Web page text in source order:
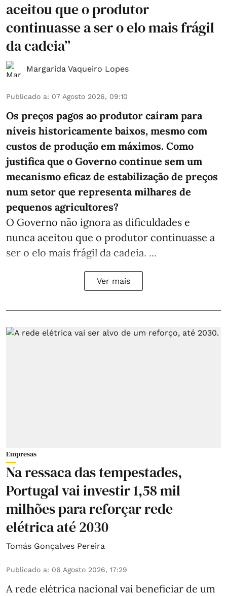
aceitou que o produtor
continuasse a ser o elo mais frágil
da cadeia”
Margarida Vaqueiro Lopes
Publicado a: 07 Agosto 2026, 09:10
Os preços pagos ao produtor caíram para
níveis historicamente baixos, mesmo com
custos de produção em máximos. Como
justifica que o Governo continue sem um
mecanismo eficaz de estabilização de preços
num setor que representa milhares de
pequenos agricultores?
O Governo não ignora as dificuldades e
nunca aceitou que o produtor continuasse a
ser o elo mais frágil da cadeia. ...
Ver mais
Empresas
Na ressaca das tempestades,
Portugal vai investir 1,58 mil
milhões para reforçar rede
elétrica até 2030
Tomás Gonçalves Pereira
Publicado a: 06 Agosto 2026, 17:29
A rede elétrica nacional vai beneficiar de um